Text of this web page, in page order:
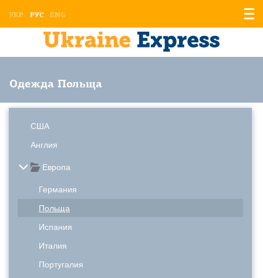
УКР РУС ENG
Одежда Польща
США
Англия
Европа
Германия
Польща
Испания
Италия
Португалия